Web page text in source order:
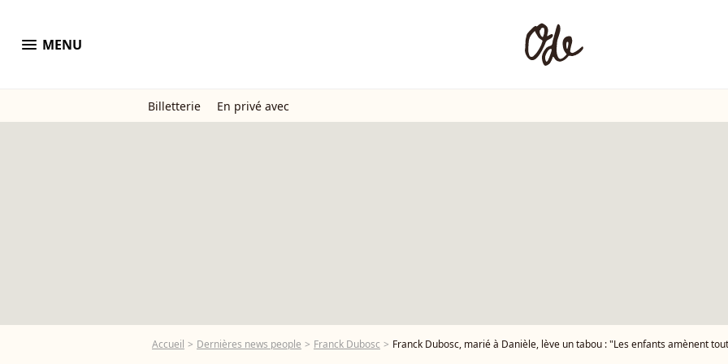
menu MENU
Billetterie En privé avec
Accueil Dernières news people Franck Dubosc Franck Dubosc, marié à Danièle, lève un tabou : "Les enfants amènent